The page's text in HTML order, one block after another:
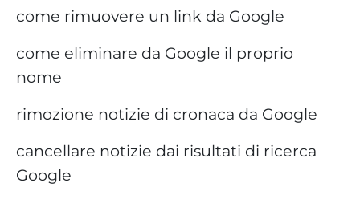
come rimuovere un link da Google
come eliminare da Google il proprio
nome
rimozione notizie di cronaca da Google
cancellare notizie dai risultati di ricerca
Google